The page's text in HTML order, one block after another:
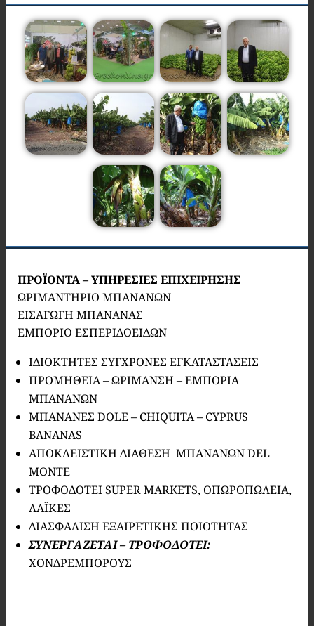
ΠΡΟΪΟΝΤΑ – ΥΠΗΡΕΣΙΕΣ ΕΠΙΧΕΙΡΗΣΗΣ
ΩΡΙΜΑΝΤΗΡΙΟ ΜΠΑΝΑΝΩΝ
ΕΙΣΑΓΩΓΗ ΜΠΑΝΑΝΑΣ
ΕΜΠΟΡΙΟ ΕΣΠΕΡΙΔΟΕΙΔΩΝ
ΙΔΙΟΚΤΗΤΕΣ ΣΥΓΧΡΟΝΕΣ ΕΓΚΑΤΑΣΤΑΣΕΙΣ
ΠΡΟΜΗΘΕΙΑ – ΩΡΙΜΑΝΣΗ – ΕΜΠΟΡΙΑ
ΜΠΑΝΑΝΩΝ
ΜΠΑΝΑΝΕΣ DOLE – CHIQUITA – CYPRUS
BANANAS
AΠΟΚΛΕΙΣΤΙΚΗ ΔΙΑΘΕΣΗ ΜΠΑΝΑΝΩΝ DEL
MONTE
ΤΡΟΦΟΔΟΤΕΙ SUPER MARKETS, ΟΠΩΡΟΠΩΛΕΙΑ,
ΛΑΪΚΕΣ
ΔΙΑΣΦΑΛIΣΗ ΕΞΑΙΡΕΤΙΚΗΣ ΠΟΙΟΤΗΤΑΣ
ΣΥΝΕΡΓΑΖΕΤΑΙ – ΤΡΟΦΟΔΟΤΕΙ:
ΧΟΝΔΡΕΜΠΟΡΟΥΣ